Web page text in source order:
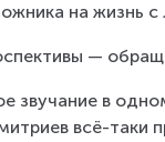
на жизнь
—
звучание в
всё-таки